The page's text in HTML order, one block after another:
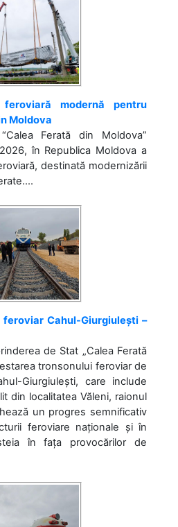
feroviară modernă pentru
Moldova
Ferată din Moldova”
în Republica Moldova a
destinată modernizării
feroviar Cahul-Giurgiulești –
de Stat „Calea Ferată
tronsonului feroviar de
Giurgiulești, care include
din localitatea Văleni, raionul
un progres semnificativ
feroviare naționale și în
în fața provocărilor de